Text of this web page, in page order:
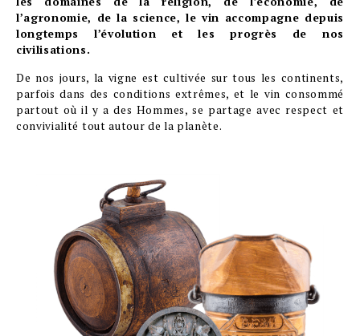
l’agronomie, de la science, le vin accompagne depuis
longtemps l’évolution et les progrès de nos
civilisations.
De nos jours, la vigne est cultivée sur tous les continents,
parfois dans des conditions extrêmes, et le vin consommé
partout où il y a des Hommes, se partage avec respect et
convivialité tout autour de la planète.